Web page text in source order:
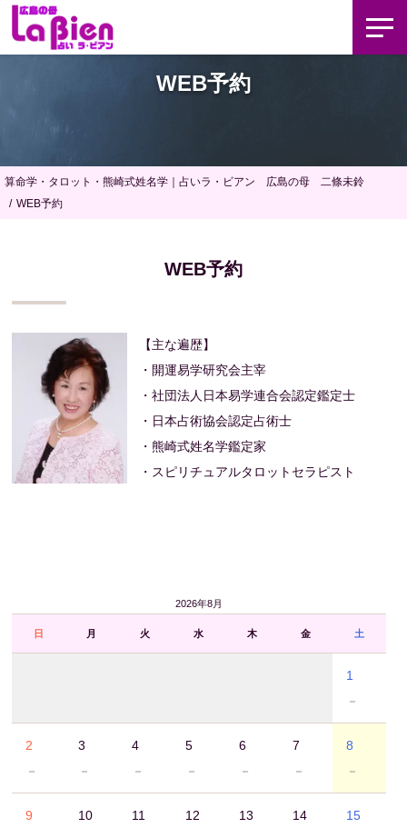
WEB予約
算命学・タロット・熊崎式姓名学｜占いラ・ビアン 広島の母 二條未鈴
WEB予約
WEB予約
【主な遍歴】
・開運易学研究会主宰
・社団法人日本易学連合会認定鑑定士
・日本占術協会認定占術士
・熊崎式姓名学鑑定家
・スピリチュアルタロットセラピスト
2026年8月
日 月 火 水 木 金 土
1
－
2
－
3
－
4
－
5
－
6
－
7
－
8
－
9
10
11
12
13
14
15